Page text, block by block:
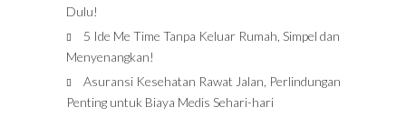
Dulu!
5 Ide Me Time Tanpa Keluar Rumah, Simpel dan
Menyenangkan!
Asuransi Kesehatan Rawat Jalan, Perlindungan
Penting untuk Biaya Medis Sehari-hari